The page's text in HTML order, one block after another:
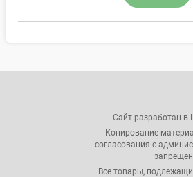
Сайт разработан в
Копирование
согласования с
Все товары,